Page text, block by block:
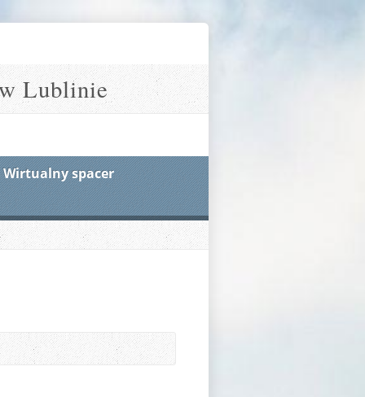
Lublinie
Wirtualny spacer